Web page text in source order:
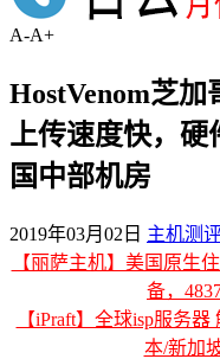
A-A+
HostVenom芝
上传速度快，硬
国中部机房
2019年03月02日 主机测
【丽萨主机】美国原生
备，
【iPraft】全球isp服务
本/新加